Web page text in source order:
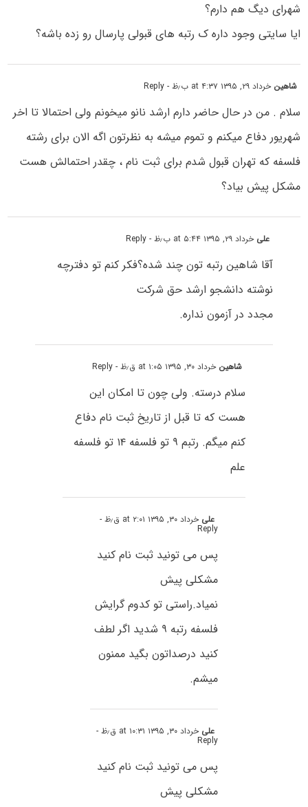
شهرای دیگ هم دارم؟
ایا سایتی وجود داره ک رتبه های قبولی پارسال رو زده باشه؟
شاهین خرداد ۲۹, ۱۳۹۵ at ۴:۳۷ ب٫ظ - Reply
سلام . من در حال حاضر دارم ارشد نانو میخونم ولی احتمالا تا اخر
شهریور دفاع میکنم و تموم میشه به نظرتون اگه الان برای رشته
فلسفه که تهران قبول شدم برای ثبت نام ، چقدر احتمالش هست
مشکل پیش بیاد؟
علی خرداد ۲۹, ۱۳۹۵ at ۵:۴۴ ب٫ظ - Reply
آقا شاهین رتبه تون چند شده؟فکر کنم تو دفترچه
نوشته دانشجو ارشد حق شرکت
مجدد در آزمون نداره.
شاهین خرداد ۳۰, ۱۳۹۵ at ۱:۰۵ ق٫ظ - Reply
سلام درسته. ولی چون تا امکان این
هست که تا قبل از تاریخ ثبت نام دفاع
کنم میگم. رتبم ۹ تو فلسفه ۱۴ تو فلسفه
علم
علی خرداد ۳۰, ۱۳۹۵ at ۲:۰۱ ق٫ظ -
Reply
پس می تونید ثبت نام کنید
مشکلی پیش
نمیاد.راستی تو کدوم گرایش
فلسفه رتبه ۹ شدید اگر لطف
کنید درصداتون بگید ممنون
میشم.
علی خرداد ۳۰, ۱۳۹۵ at ۱۰:۳۱ ق٫ظ -
Reply
پس می تونید ثبت نام کنید
مشکلی پیش